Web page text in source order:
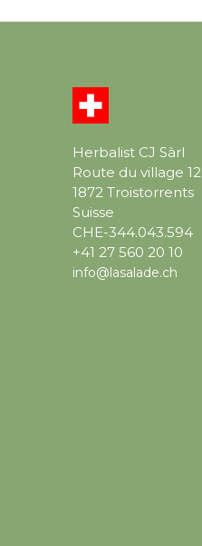
Herbalist CJ Sàrl
Route du village 12
1872 Troistorrents
Suisse
CHE-344.043.594
+41 27 560 20 10
info@lasalade.ch